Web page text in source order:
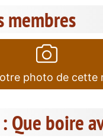
membres
photo de cette
Que boire